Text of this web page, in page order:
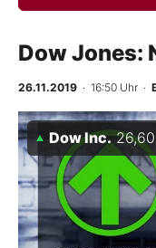
Finanz-Check
Abo & Shop
BO-
Experten
Dow Jones:
26.11.2019 · 16:50 Uhr ·
Dow Inc. 26,60